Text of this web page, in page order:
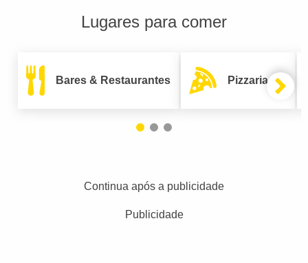
Lugares para comer
Bares & Restaurantes Pizzarias
Continua após a publicidade
Publicidade